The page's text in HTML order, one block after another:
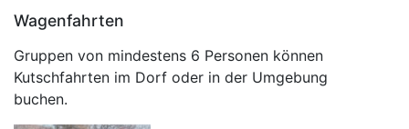
Wagenfahrten
Gruppen von mindestens 6 Personen können
Kutschfahrten im Dorf oder in der Umgebung
buchen.